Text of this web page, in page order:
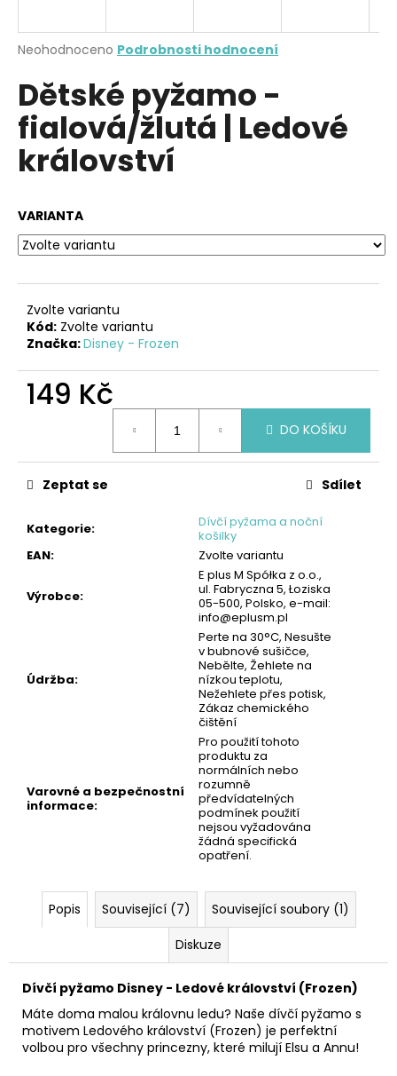
Průměrné
produktu
je
0,0
5
hvězdiček.
Neohodnoceno Podrobnosti hodnocení
Dětské pyžamo -
fialová/žlutá | Ledové
království
VARIANTA
Zvolte variantu
Kód: Zvolte variantu
Značka:Disney - Frozen
149 Kč
DO KOŠÍKU
Kategorie:
Dívčí pyžama a noční
košilky
EAN: Zvolte variantu
Výrobce:
E plus M Spółka z o.o.,
ul. Fabryczna 5, Łoziska
05-500, Polsko, e-mail:
info@eplusm.pl
Údržba:
Perte na 30°C, Nesušte
v bubnové sušičce,
Nebělte, Žehlete na
nízkou teplotu,
Nežehlete přes potisk,
Zákaz chemického
čištění
Varovné a bezpečnostní
informace:
Pro použití tohoto
produktu za
normálních nebo
rozumně
předvídatelných
podmínek použití
nejsou vyžadována
žádná specifická
opatření.
Zeptat se Sdílet
Popis Související (7)
Související soubory (1)
Diskuze
Dívčí pyžamo Disney - Ledové království (Frozen)
Máte doma malou královnu ledu? Naše dívčí pyžamo s
motivem Ledového království (Frozen) je perfektní
volbou pro všechny princezny, které milují Elsu a Annu!
j
t
?
D
o
p
o
u
e
m
DĚTSKÁ
PLÁŠTĚNKA
MODRÁ